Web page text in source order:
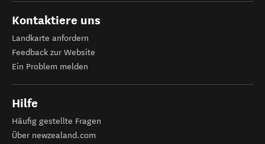
Kontaktiere uns
Landkarte anfordern
Feedback zur Website
Ein Problem melden
Hilfe
Häufig gestellte Fragen
Über newzealand.com